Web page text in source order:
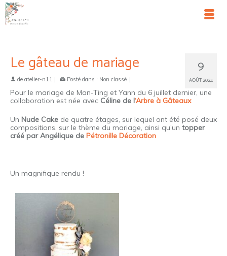
9
AOÛT 2024
Le gâteau de mariage
de atelier-n11 | Posté dans : Non classé |
Pour le mariage de Man-Ting et Yann du 6 juillet dernier, une
collaboration est née avec Céline de l‘Arbre à Gâteaux
Un Nude Cake de quatre étages, sur lequel ont été posé deux
compositions, sur le thème du mariage, ainsi qu’un topper
créé par Angélique de Pétronille Décoration
Un magnifique rendu !